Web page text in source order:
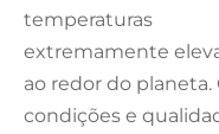
temperaturas
extremamente
ao redor do planeta.
condições e